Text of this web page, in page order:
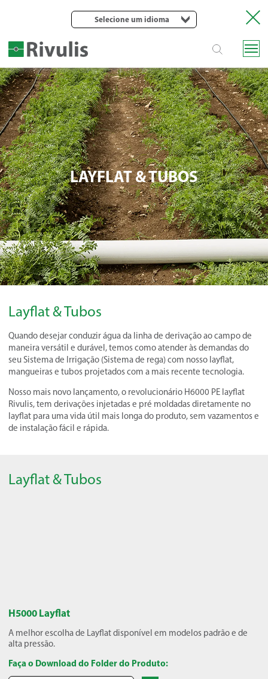
Selecione um idioma
LAYFLAT & TUBOS
Layflat & Tubos
Quando desejar conduzir água da linha de derivação ao campo de
maneira versátil e durável, temos como atender às demandas do
seu Sistema de Irrigação (Sistema de rega) com nosso layflat,
mangueiras e tubos projetados com a mais recente tecnologia.
Nosso mais novo lançamento, o revolucionário H6000 PE layflat
Rivulis, tem derivações injetadas e pré moldadas diretamente no
layflat para uma vida útil mais longa do produto, sem vazamentos e
de instalação fácil e rápida.
Layflat & Tubos
H5000 Layflat
A melhor escolha de Layflat disponível em modelos padrão e de
alta pressão.
Faça o Download do Folder do Produto: